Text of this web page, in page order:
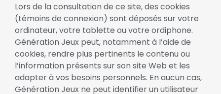
Lors de la consultation de ce site, des cookies
(témoins de connexion) sont déposés sur votre
ordinateur, votre tablette ou votre ordiphone.
Génération Jeux peut, notamment à l’aide de
cookies, rendre plus pertinents le contenu ou
l’information présents sur son site Web et les
adapter à vos besoins personnels. En aucun cas,
Génération Jeux ne peut identifier un utilisateur